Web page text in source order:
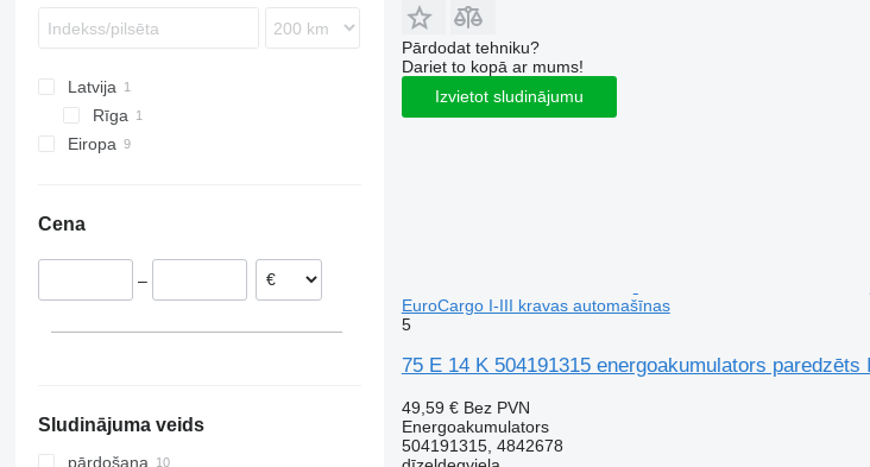
Latvija
Rīga
Eiropa
Cena
–
Sludinājuma veids
pārdošana
Pārdodat tehniku?
Dariet to kopā ar mums!
Izvietot sludinājumu
EuroCargo I-III kravas automašīnas
5
75 E 14 K 504191315 energoakumulators
49,59 € Bez PVN
Energoakumulators
504191315, 4842678